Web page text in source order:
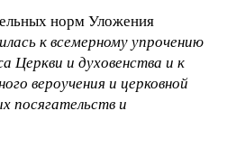
норм Уложения
к всемерному упрочению
и духовенства и к
вероучения и церковной
посягательств и